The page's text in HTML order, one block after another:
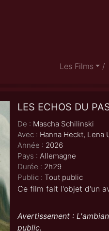
Les Films
LES ECHOS DU
De : Mascha Schilinski
Avec : Hanna Heckt, Lena
Année : 2026
Pays : Allemagne
Durée : 2h29
Public : Tout public
Ce film fait l'objet d'un
Avertissement :
public.